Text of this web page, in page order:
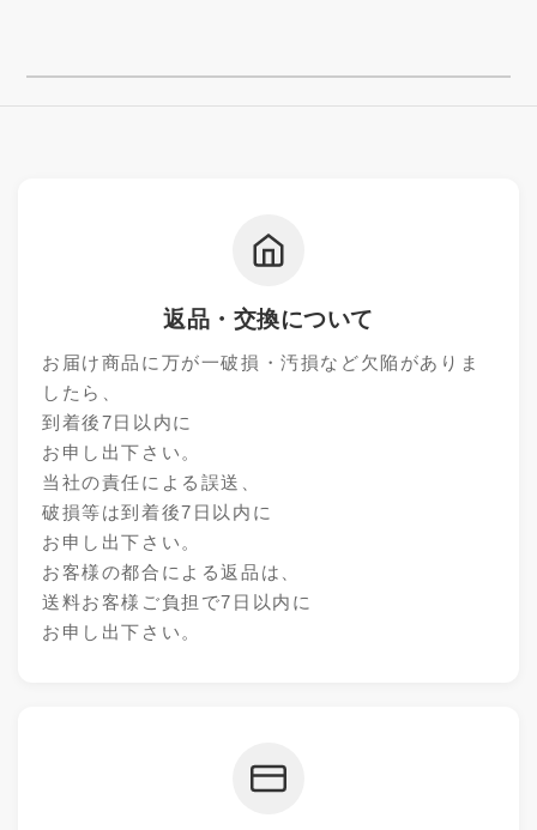
返品・交換について
お届け商品に万が一破損・汚損など欠陥がありま
したら、
到着後7日以内に
お申し出下さい。
当社の責任による誤送、
破損等は到着後7日以内に
お申し出下さい。
お客様の都合による返品は、
送料お客様ご負担で7日以内に
お申し出下さい。